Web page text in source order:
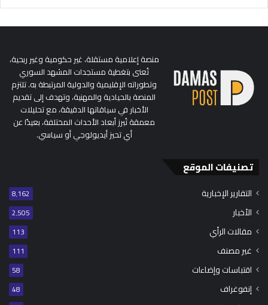
منصة إعلامية مستقلة، غير حكومية وغير ربحية،
تُعنى بتغطية مستجدات المشهد السوري
وتطوراته الإقليمية والدولية المرتبطة به. تلتزم
المنصة بالحيادية والمهنية، وتهدف إلى تقديم
الأخبار في سياقاتها الدقيقة، مع تحليلات
معمقة تُبرز أبعاد الأحداث المختلفة، بعيدًا عن
أي تحيز أيديولوجي أو سياسي.
تصنيفات الموقع
التقارير الإخبارية 8٬162
الأخبار 2٬505
مقالات الرأي 113
غير مصنف 111
اقتباسات وإضاءات 58
إنفوغراف 48